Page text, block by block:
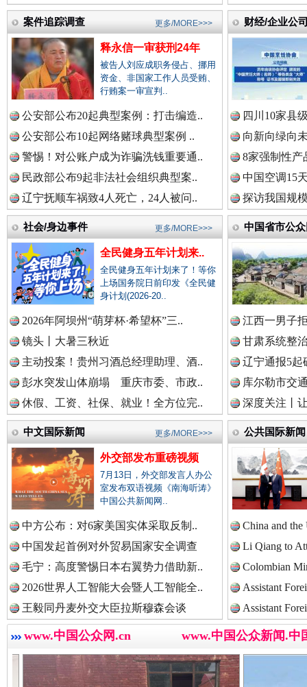
中国公众新闻网.
中国公民新闻网.
中国公共新闻网.
中国法制新闻网.
中国法治新闻网.
中国法院新闻网.
中国检察新闻网.
中国医药新闻网.
中国企业新闻网.
中国农业新闻网.
中国视频新闻网.
巳巳如意，开工大吉！ 三轮上
“后车司机肯定在骂我” 全民健
世界屋脊 天路回响 永
案件追踪调查
释永信一审获刑24年
被告人刘应成职务侵占、挪用
资金、非国家工作人员受贿、
行贿案一审宣判..
公安部公布20起典型案例：打击编造..
公安部公布10起网络赌球典型案例 ..
警惕！对公账户成为诈骗洗钱重要通..
民政部公布9起非法社会组织典型案..
辽宁抚顺车祸致4人死亡，24人被问..
更多/MORE>>> 财经/企业公
四川10家县
向新向绿向
8家强制性产
中国空调15
探访我国规
社会/身边事件
全民健身五年计划来..
全民健身五年计划来了！等你
上场国务院日前印发《全民健
身计划(2026-20..
2026年阿坝州“萌芽杯·希望杯”三..
镜头丨大暑三秋近
主动投案！贵州习酒总经理助理、酒..
彭水突发山体崩塌 重庆市委、市政..
休假、工资、社保、就业！全方位完..
更多/MORE>>> 中国省市公
江西一男子
甘肃系统整
辽宁通报5起
库尔勒市交
深度关注丨
中文国际新闻
外交部发布重磅视频
7月13日，外交部发言人办公
室发布双语视频《南海听涛》
中国公共新闻网..
中方公布：对6家美国实体采取反制..
中国发起首例对外贸易国家安全调查
毛宁：高度警惕日本右翼势力借助新..
2026世界人工智能大会暨人工智能全..
王毅同丹麦外交大臣拉斯穆森会谈
更多/MORE>>> 公共国际新闻
China and
Li Qiang to
Colombian
Assistant
Assistant
www.中国公众网.cn www.中国公众新闻.中